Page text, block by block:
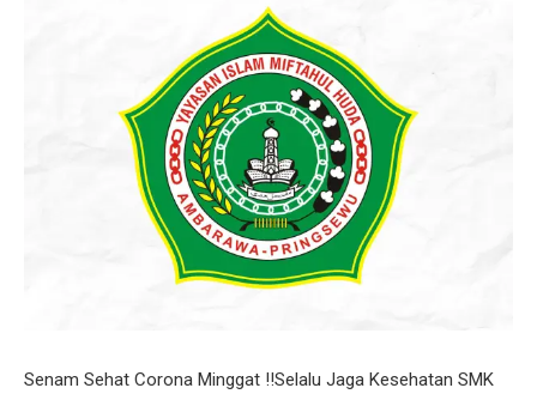
Senam Sehat Corona Minggat !!Selalu Jaga Kesehatan SMK